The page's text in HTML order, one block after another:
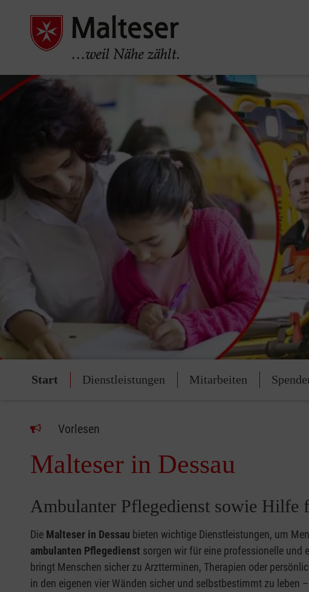
Start Dienstleistungen Mitarbeiten
Vorlesen
Malteser in Dessau
Ambulanter Pflegedienst sowie Hilfe
Die Malteser in Dessau bieten wichtige Dienstleistungen, um
ambulanten Pflegedienst sorgen wir für eine professionelle und
bringt Menschen sicher zu Arztterminen, Therapien oder
in den eigenen vier Wänden sicher und selbstbestimmt zu leben